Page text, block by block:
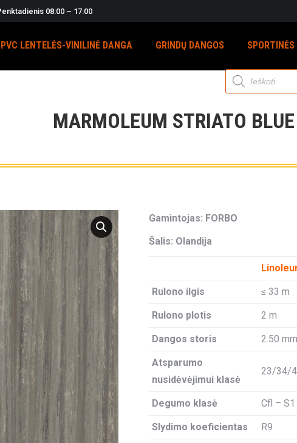
08:00 – 17:00
PVC LENTELĖS-VINILINĖ DANGA GRINDŲ DANGOS
Products
search
MARMOLEUM STRIATO
Gamintojas: FORBO
Šalis: Olandija
Rulono ilgis ≤ 33 m
Rulono plotis 2 m
Dangos storis 2.50 mm
Atsparumo
nusidėvėjimui klasė
23/34/
Degumo klasė Cfl – S1
Slydimo koeficientas R9